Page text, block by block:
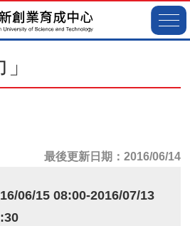
最後更新日期：2016/06/14
06/15 08:00-2016/07/13